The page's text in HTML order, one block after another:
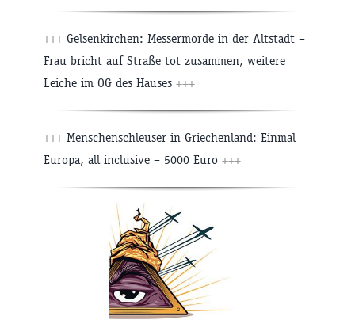
+++ Gelsenkirchen: Messermorde in der Altstadt –
Frau bricht auf Straße tot zusammen, weitere
Leiche im OG des Hauses +++
+++ Menschenschleuser in Griechenland: Einmal
Europa, all inclusive – 5000 Euro +++